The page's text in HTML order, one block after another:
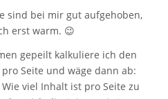
sind bei mir gut aufgehoben,
erst warm. 😉
gepeilt kalkuliere ich den
Seite und wäge dann ab:
viel Inhalt ist pro Seite zu